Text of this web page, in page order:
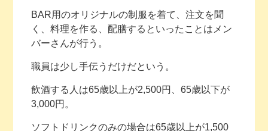
BAR用のオリジナルの制服を着て、注文を聞
く、料理を作る、配膳するといったことはメン
バーさんが行う。
職員は少し手伝うだけだという。
飲酒する人は65歳以上が2,500円、65歳以下が
3,000円。
ソフトドリンクのみの場合は65歳以上が1,500